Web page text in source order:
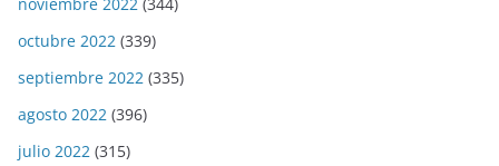
octubre 2022 (339)
septiembre 2022 (335)
agosto 2022 (396)
julio 2022 (315)